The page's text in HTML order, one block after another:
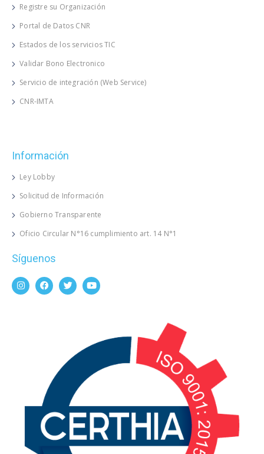
Registre su Organización
Portal de Datos CNR
Estados de los servicios TIC
Validar Bono Electronico
Servicio de integración (Web Service)
CNR-IMTA
Información
Ley Lobby
Solicitud de Información
Gobierno Transparente
Oficio Circular N°16 cumplimiento art. 14 N°1
Síguenos